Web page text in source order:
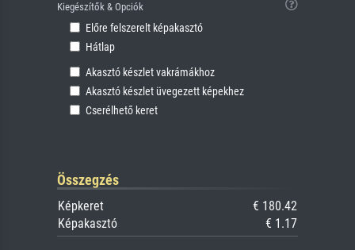
Kiegészítők & Opciók
Előre felszerelt képakasztó
Hátlap
Akasztó készlet vakrámákhoz
Akasztó készlet üvegezett képekhez
Cserélhető keret
Összegzés
Képkeret
€ 180.42
Képakasztó
€ 1.17